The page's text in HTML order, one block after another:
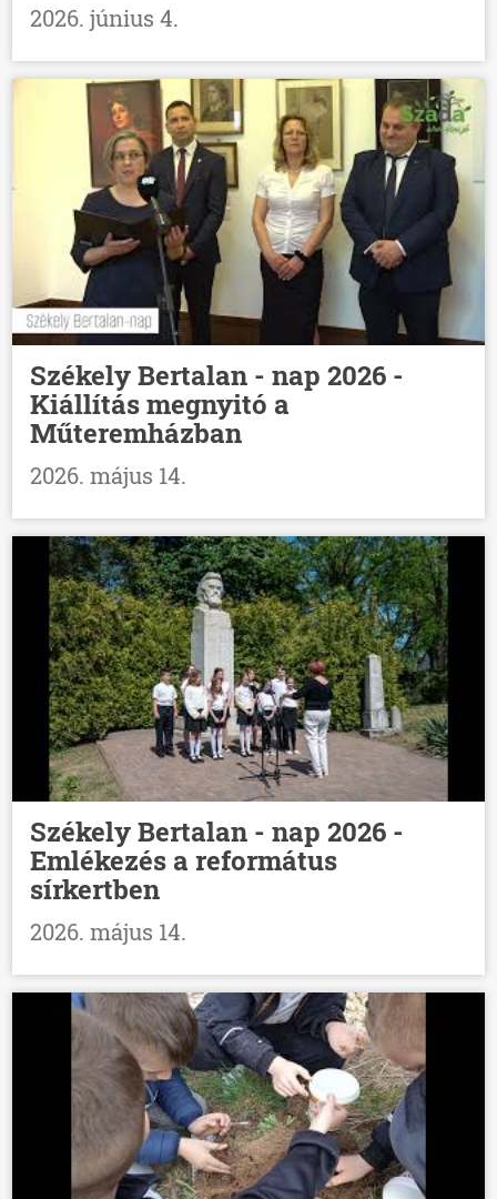
2026. június 4.
Székely Bertalan - nap 2026 -
Kiállítás megnyitó a
Műteremházban
2026. május 14.
Székely Bertalan - nap 2026 -
Emlékezés a református
sírkertben
2026. május 14.